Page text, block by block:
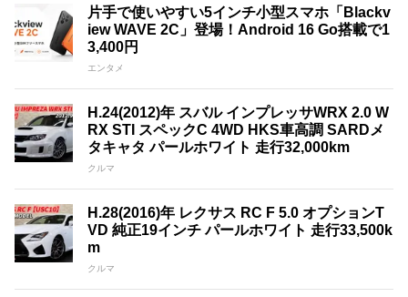
片手で使いやすい5インチ小型スマホ「Blackv
iew WAVE 2C」登場！Android 16 Go搭載で1
3,400円
エンタメ
H.24(2012)年 スバル インプレッサWRX 2.0 W
RX STI スペックC 4WD HKS車高調 SARDメ
タキャタ パールホワイト 走行32,000km
クルマ
H.28(2016)年 レクサス RC F 5.0 オプションT
VD 純正19インチ パールホワイト 走行33,500k
m
クルマ